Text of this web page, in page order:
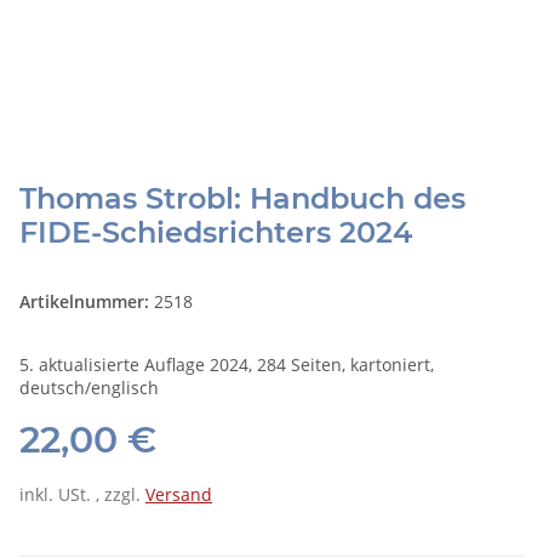
Thomas Strobl: Handbuch des
FIDE-Schiedsrichters 2024
Artikelnummer: 2518
5. aktualisierte Auflage 2024, 284 Seiten, kartoniert,
deutsch/englisch
22,00 €
inkl. USt. , zzgl. Versand